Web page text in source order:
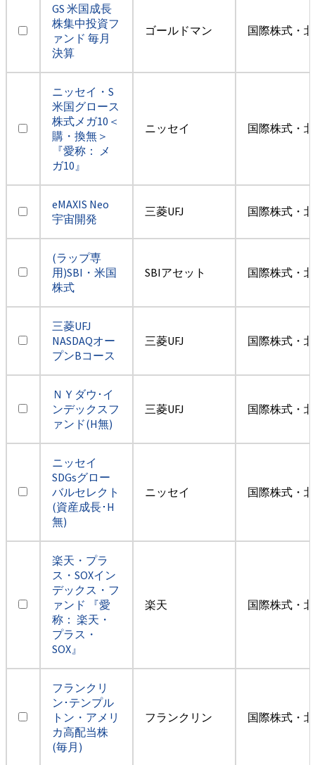
GS 米国成長
株集中投資フ
ァンド 毎月
決算
ゴールドマン 国際株式・
ニッセイ・S
米国グロース
株式メガ10＜
購・換無＞
『愛称： メ
ガ10』
ニッセイ 国際株式・
eMAXIS Neo
宇宙開発
三菱UFJ 国際株式・
(ラップ専
用)SBI・米国
株式
SBIアセット 国際株式・
三菱UFJ
NASDAQオー
プンBコース
三菱UFJ 国際株式・
ＮＹダウ･イ
ンデックスフ
ァンド(H無)
三菱UFJ 国際株式・
ニッセイ
SDGsグロー
バルセレクト
(資産成長･H
無)
ニッセイ 国際株式・
楽天・プラ
ス・SOXイン
デックス・フ
ァンド 『愛
称： 楽天・
プラス・
SOX』
楽天 国際株式・
フランクリ
ン･テンプル
トン・アメリ
カ高配当株
(毎月)
フランクリン 国際株式・